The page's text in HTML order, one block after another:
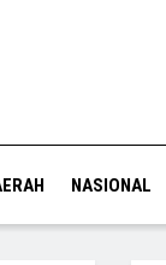
NASIONAL